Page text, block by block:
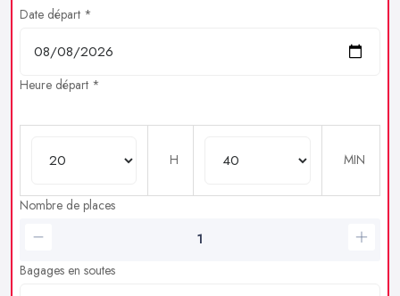
Date départ *
Heure départ *
H MIN
Nombre de places
Bagages en soutes